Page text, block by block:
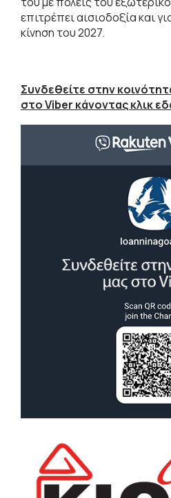
επιτρέπει αισιοδοξία και
κίνηση του 2027.
Συνδεθείτε στην
στο Viber κάνοντας κλικ